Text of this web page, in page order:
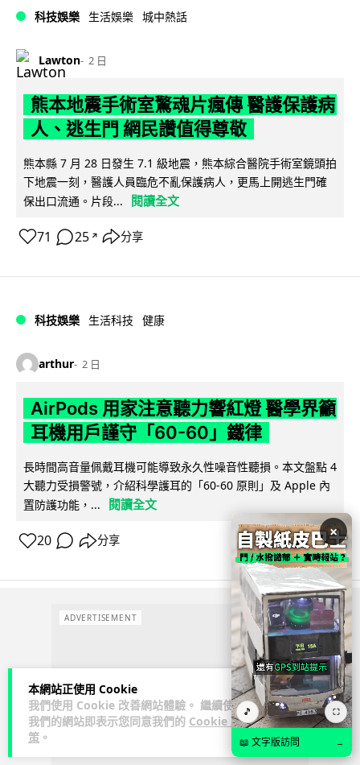
本網站正使用 Cookie
我們使用 Cookie 改善網站體驗。 繼續使用
我們的網站即表示您同意我們的 Cookie 政
策 。
科技娛樂 生活娛樂 城中熱話
Lawton 2 日
熊本地震手術室驚魂片瘋傳 醫護保護病
人、逃生門 網民讚值得尊敬
熊本縣 7 月 28 日發生 7.1 級地震，熊本綜合醫院手術室鏡頭拍
下地震一刻，醫護人員臨危不亂保護病人，更馬上開逃生門確
保出口流通。片段...
閱讀全文
71 25 ↗ 分享
科技娛樂 生活科技 健康
arthur 2 日
AirPods 用家注意聽力響紅燈 醫學界籲
耳機用戶謹守「60-60」鐵律
長時間高音量佩戴耳機可能導致永久性噪音性聽損。本文盤點 4
大聽力受損警號，介紹科學護耳的「60-60 原則」及 Apple 內
置防護功能，...
閱讀全文
20 分享
ADVERTISEMENT
×
🎵 ⛶
📖 文字版訪問 →